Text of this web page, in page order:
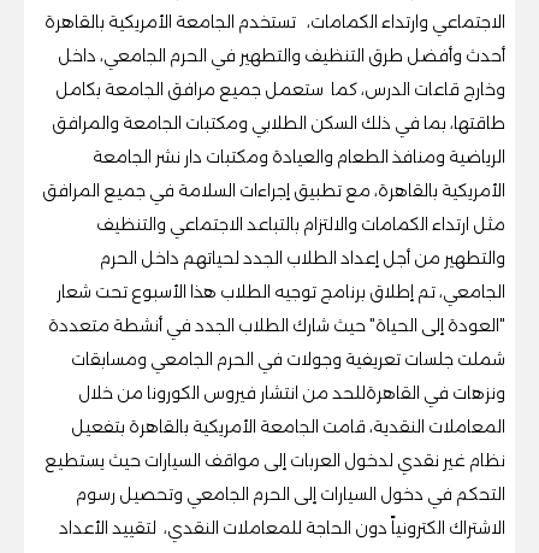
الاجتماعي وارتداء الكمامات، تستخدم الجامعة الأمريكية بالقاهرة
أحدث وأفضل طرق التنظيف والتطهير في الحرم الجامعي، داخل
وخارج قاعات الدرس، كما ستعمل جميع مرافق الجامعة بكامل
طاقتها، بما في ذلك السكن الطلابي ومكتبات الجامعة والمرافق
الرياضية ومنافذ الطعام والعيادة ومكتبات دار نشر الجامعة
الأمريكية بالقاهرة، مع تطبيق إجراءات السلامة في جميع المرافق
مثل ارتداء الكمامات والالتزام بالتباعد الاجتماعي والتنظيف
والتطهير من أجل إعداد الطلاب الجدد لحياتهم داخل الحرم
الجامعي،تم إطلاق برنامج توجيه الطلاب هذا الأسبوع تحت شعار
"العودة إلى الحياة" حيث شارك الطلاب الجدد في أنشطة متعددة
شملت جلسات تعريفية وجولات في الحرم الجامعي ومسابقات
ونزهات في القاهرةللحد من انتشار فيروس الكورونا من خلال
المعاملات النقدية، قامت الجامعة الأمريكية بالقاهرة بتفعيل
نظام غير نقدي لدخول العربات إلى مواقف السيارات حيث يستطيع
التحكم في دخول السيارات إلى الحرم الجامعي وتحصيل رسوم
الاشتراك الكترونياً دون الحاجة للمعاملات النقدي، لتقييد الأعداد